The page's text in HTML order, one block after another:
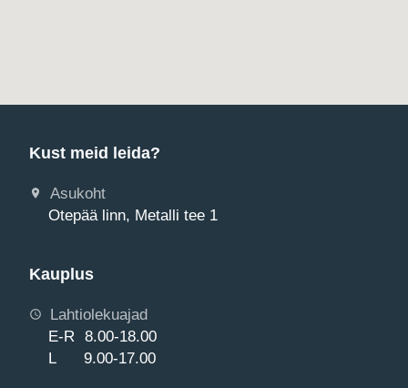
Kust meid leida?
Asukoht
Otepää linn, Metalli tee 1
Kauplus
Lahtiolekuajad
E-R 8.00-18.00
L 9.00-17.00